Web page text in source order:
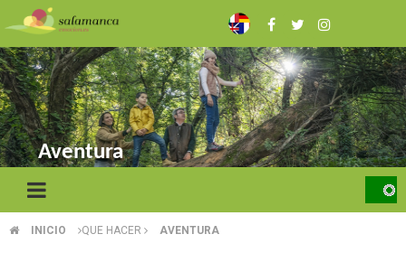
Pasar
al
contenido
principal
Aventura
SOBRESCRIBIR
INICIO QUE HACER AVENTURA